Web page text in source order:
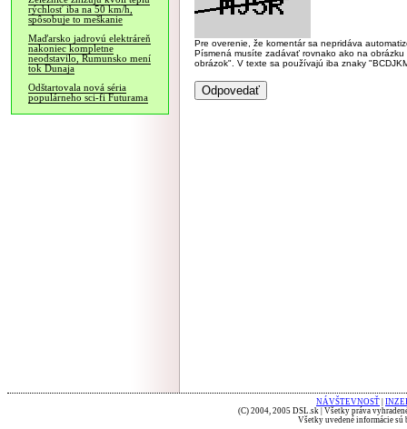
rýchlosť iba na 50 km/h,
spôsobuje to meškanie
Maďarsko jadrovú elektráreň
nakoniec kompletne
neodstavilo, Rumunsko mení
tok Dunaja
Odštartovala nová séria
populárneho sci-fi Futurama
Pre overenie, že komentár sa nepridáva
Písmená musíte zadávať rovnako ako na
obrázok". V texte sa používajú iba znaky
NÁVŠTEVNOSŤ
(C) 2004, 2005 DSL.sk | Všetky práva
Všetky uvedené informácie sú